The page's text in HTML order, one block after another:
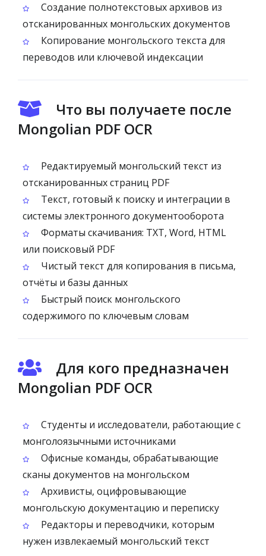
Создание полнотекстовых архивов из
отсканированных монгольских документов
Копирование монгольского текста для
переводов или ключевой индексации
Что вы получаете после
Mongolian PDF OCR
Редактируемый монгольский текст из
отсканированных страниц PDF
Текст, готовый к поиску и интеграции в
системы электронного документооборота
Форматы скачивания: TXT, Word, HTML
или поисковый PDF
Чистый текст для копирования в письма,
отчёты и базы данных
Быстрый поиск монгольского
содержимого по ключевым словам
Для кого предназначен
Mongolian PDF OCR
Студенты и исследователи, работающие с
монголоязычными источниками
Офисные команды, обрабатывающие
сканы документов на монгольском
Архивисты, оцифровывающие
монгольскую документацию и переписку
Редакторы и переводчики, которым
нужен извлекаемый монгольский текст